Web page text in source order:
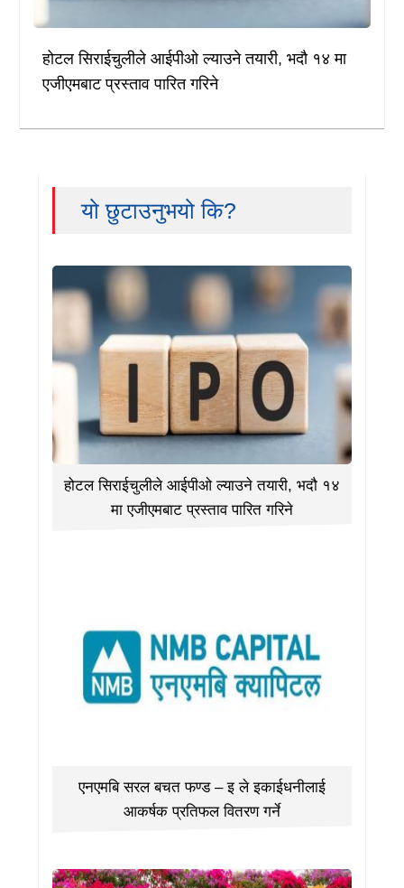
होटल सिराईचुलीले आईपीओ ल्याउने तयारी, भदौ १४ मा
एजीएमबाट प्रस्ताव पारित गरिने
यो छुटाउनुभयो कि?
होटल सिराईचुलीले आईपीओ ल्याउने तयारी, भदौ १४
मा एजीएमबाट प्रस्ताव पारित गरिने
एनएमबि सरल बचत फण्ड – इ ले इकाईधनीलाई
आकर्षक प्रतिफल वितरण गर्ने